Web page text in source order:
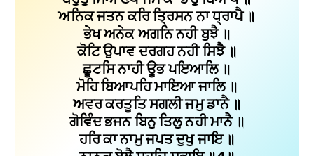
ਅਨਿਕ ਜਤਨ ਕਰਿ ਤ੍ਰਿਸਨ ਨਾ ਧ੍ਰਾਪੈ ॥
ਭੇਖ ਅਨੇਕ ਅਗਨਿ ਨਹੀ ਬੁਝੈ ॥
ਕੋਟਿ ਉਪਾਵ ਦਰਗਹ ਨਹੀ ਸਿਝੈ ॥
ਛੂਟਸਿ ਨਾਹੀ ਊਭ ਪਇਆਲਿ ॥
ਮੋਹਿ ਬਿਆਪਹਿ ਮਾਇਆ ਜਾਲਿ ॥
ਅਵਰ ਕਰਤੂਤਿ ਸਗਲੀ ਜਮੁ ਡਾਨੈ ॥
ਗੋਵਿੰਦ ਭਜਨ ਬਿਨੁ ਤਿਲੁ ਨਹੀ ਮਾਨੈ ॥
ਹਰਿ ਕਾ ਨਾਮੁ ਜਪਤ ਦੁਖੁ ਜਾਇ ॥